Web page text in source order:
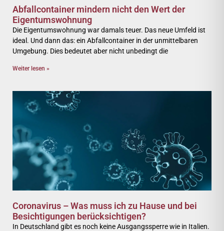
Abfallcontainer mindern nicht den Wert der
Eigentumswohnung
Die Eigentumswohnung war damals teuer. Das neue Umfeld ist
ideal. Und dann das: ein Abfallcontainer in der unmittelbaren
Umgebung. Dies bedeutet aber nicht unbedingt die
Weiter lesen »
Coronavirus – Was muss ich zu Hause und bei
Besichtigungen berücksichtigen?
In Deutschland gibt es noch keine Ausgangssperre wie in Italien.